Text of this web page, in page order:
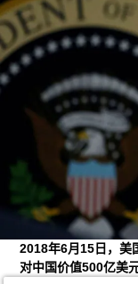
2018年6月15日，美
对中国价值500亿美